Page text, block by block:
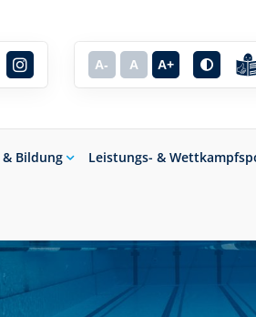
A- A A+
Bildung Leistungs- &